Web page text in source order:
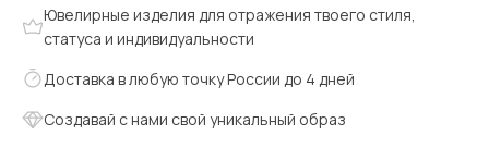
Ювелирные изделия для отражения твоего стиля,
статуса и индивидуальности
Доставка в любую точку России до 4 дней
Создавай с нами свой уникальный образ